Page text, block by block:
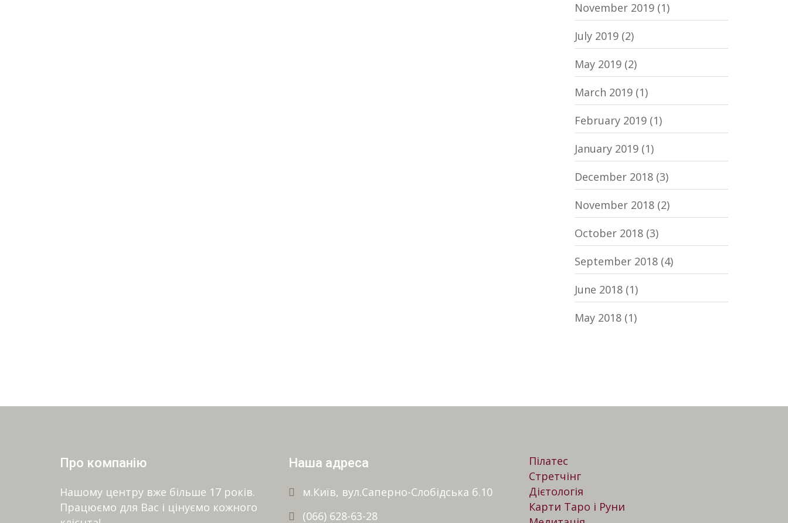
November 2019(1)
July 2019(2)
May 2019(2)
March 2019(1)
February 2019(1)
January 2019(1)
December 2018(3)
November 2018(2)
October 2018(3)
September 2018(4)
June 2018(1)
May 2018(1)
Про компанію
Нашому центру вже більше 17 років.
Працюємо для Вас і цінуємо кожного
Наша адреса
м.Київ, вул.Саперно-Слобідська б.10
(066) 628-63-28
Пілатес
Стретчінг
Дієтологія
Карти Таро і Руни